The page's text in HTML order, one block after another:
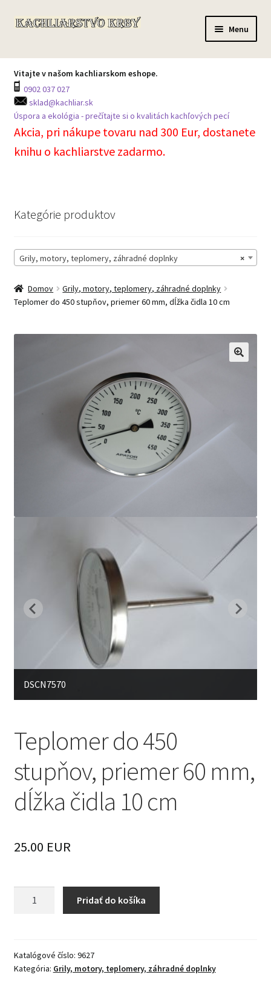
Preskočiť
Preskočiť
Menu
Domov
Všetky produkty
Môj účet
Košík
Kontakt na centrálu
Vitajte v našom kachliarskom eshope.
0902 037 027
sklad@kachliar.sk
Úspora a ekológia - prečítajte si o kvalitách kachľových pecí
Akcia, pri nákupe tovaru nad 300 Eur, dostanete
knihu o kachliarstve zadarmo.
Kategórie produktov
×
Grily, motory, teplomery, záhradné doplnky
Domov
Grily, motory, teplomery, záhradné doplnky
Teplomer do 450 stupňov, priemer 60 mm, dĺžka čidla 10 cm
DSCN7570
Teplomer do 450
stupňov, priemer 60 mm,
dĺžka čidla 10 cm
25.00 EUR
stupňov,
priemer
Pridať do košíka
Katalógové číslo: 9627
Kategória: Grily, motory, teplomery, záhradné doplnky